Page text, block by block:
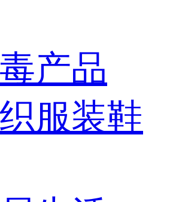
产品
服装鞋